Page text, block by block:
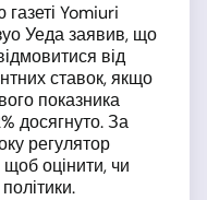
Yomiuri
Уеда заявив, що
від
ставок, якщо
показника
досягнуто. За
регулятор
оцінити, чи